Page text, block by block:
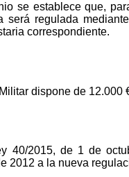
se establece que,
regulada
correspondiente.
dispone de 12.000
40/2015, de 1 de
2012 a la nueva